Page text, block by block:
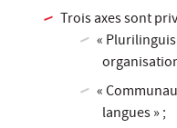
Trois axes sont
«
«
langues » ;